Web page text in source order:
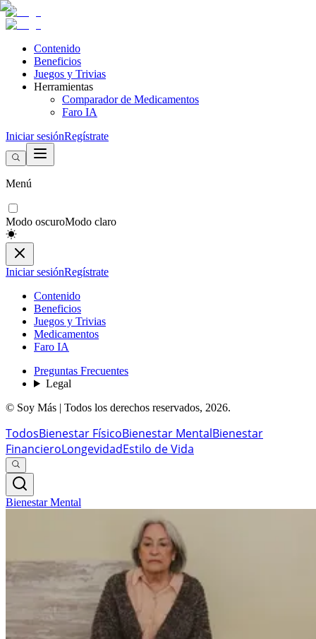
Contenido
Beneficios
Juegos y Trivias
Herramientas
Comparador de Medicamentos
Faro IA
Iniciar sesiónRegístrate
Menú
Modo oscuroModo claro
Iniciar sesiónRegístrate
Contenido
Beneficios
Juegos y Trivias
Medicamentos
Faro IA
Preguntas Frecuentes
Legal
© Soy Más | Todos los derechos reservados, 2026.
TodosBienestar FísicoBienestar MentalBienestar
FinancieroLongevidadEstilo de Vida
Bienestar Mental